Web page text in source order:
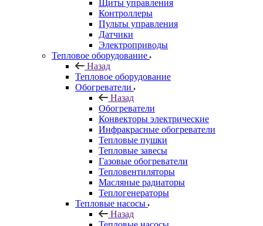
Щиты управления
Контроллеры
Пульты управления
Датчики
Электроприводы
Тепловое оборудование
Назад
Тепловое оборудование
Обогреватели
Назад
Обогреватели
Конвекторы электрические
Инфракрасные обогреватели
Тепловые пушки
Тепловые завесы
Газовые обогреватели
Тепловентиляторы
Масляные радиаторы
Теплогенераторы
Тепловые насосы
Назад